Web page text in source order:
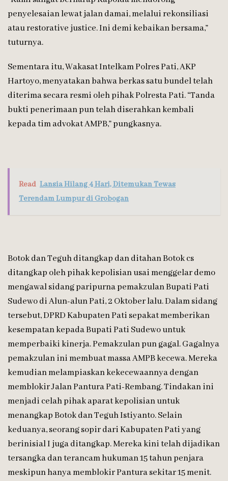
penyelesaian lewat jalan damai, melalui rekonsiliasi
atau restorative justice. Ini demi kebaikan bersama,”
tuturnya.
Sementara itu, Wakasat Intelkam Polres Pati, AKP
Hartoyo, menyatakan bahwa berkas satu bundel telah
diterima secara resmi oleh pihak Polresta Pati. “Tanda
bukti penerimaan pun telah diserahkan kembali
kepada tim advokat AMPB,” pungkasnya.
Read Lansia Hilang 4 Hari, Ditemukan Tewas
Terendam Lumpur di Grobogan
Botok dan Teguh ditangkap dan ditahan Botok cs
ditangkap oleh pihak kepolisian usai menggelar demo
mengawal sidang paripurna pemakzulan Bupati Pati
Sudewo di Alun-alun Pati, 2 Oktober lalu. Dalam sidang
tersebut, DPRD Kabupaten Pati sepakat memberikan
kesempatan kepada Bupati Pati Sudewo untuk
memperbaiki kinerja. Pemakzulan pun gagal. Gagalnya
pemakzulan ini membuat massa AMPB kecewa. Mereka
kemudian melampiaskan kekecewaannya dengan
memblokir Jalan Pantura Pati-Rembang. Tindakan ini
menjadi celah pihak aparat kepolisian untuk
menangkap Botok dan Teguh Istiyanto. Selain
keduanya, seorang sopir dari Kabupaten Pati yang
berinisial I juga ditangkap. Mereka kini telah dijadikan
tersangka dan terancam hukuman 15 tahun penjara
meskipun hanya memblokir Pantura sekitar 15 menit.